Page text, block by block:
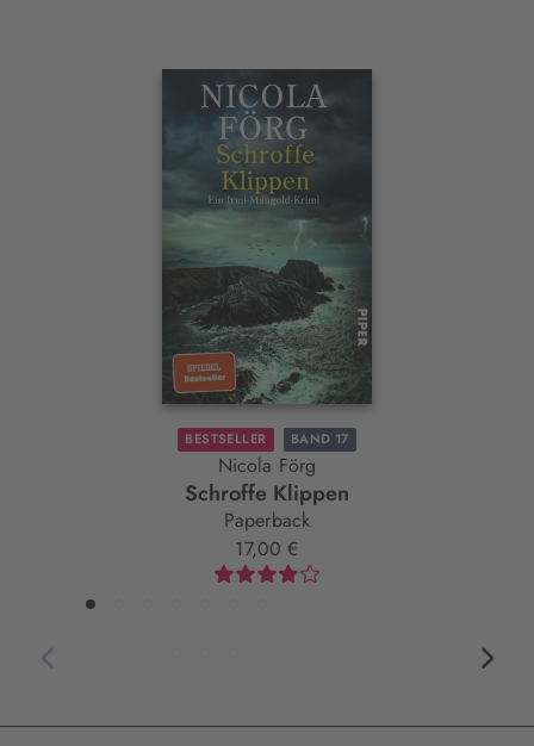
Interaktives
BESTSELLER BAND 17
Nicola Förg
Schroffe Klippen
Paperback
17,00 €